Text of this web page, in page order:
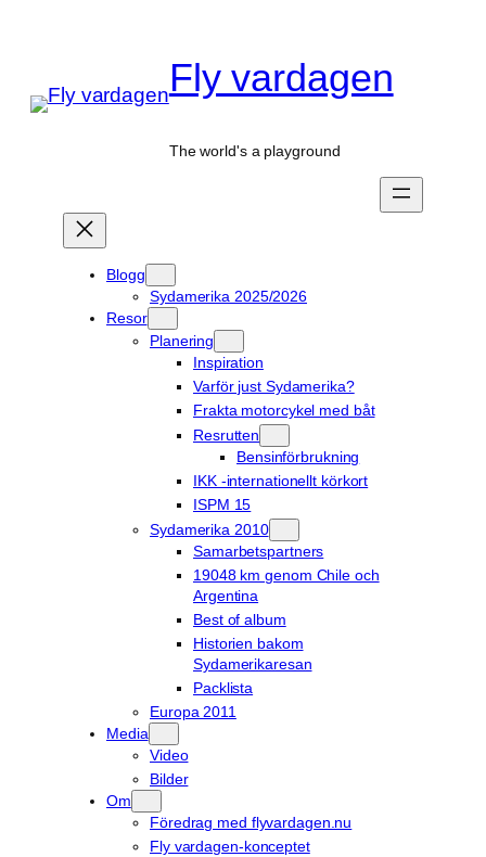
Fly vardagen
The world's a playground
Blogg
Sydamerika 2025/2026
Resor
Planering
Inspiration
Varför just Sydamerika?
Frakta motorcykel med båt
Resrutten
Bensinförbrukning
IKK -internationellt körkort
ISPM 15
Sydamerika 2010
Samarbetspartners
19048 km genom Chile och
Argentina
Best of album
Historien bakom
Sydamerikaresan
Packlista
Europa 2011
Media
Video
Bilder
Om
Föredrag med flyvardagen.nu
Fly vardagen-konceptet